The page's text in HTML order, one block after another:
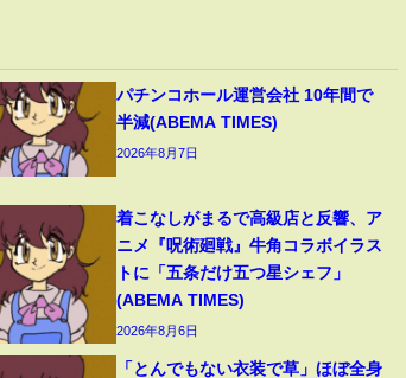
パチンコホール運営会社 10年間で
半減(ABEMA TIMES)
2026年8月7日
着こなしがまるで高級店と反響、ア
ニメ『呪術廻戦』牛角コラボイラス
トに「五条だけ五つ星シェフ」
(ABEMA TIMES)
2026年8月6日
「とんでもない衣装で草」ほぼ全身